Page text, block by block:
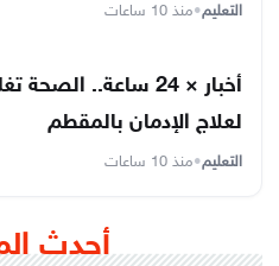
التعليم•منذ 10 ساعات
لعلاج الإدمان بالمقطم
التعليم•منذ 10 ساعات
أحدث